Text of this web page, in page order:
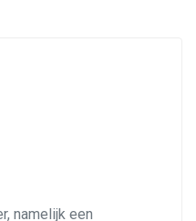
namelijk een